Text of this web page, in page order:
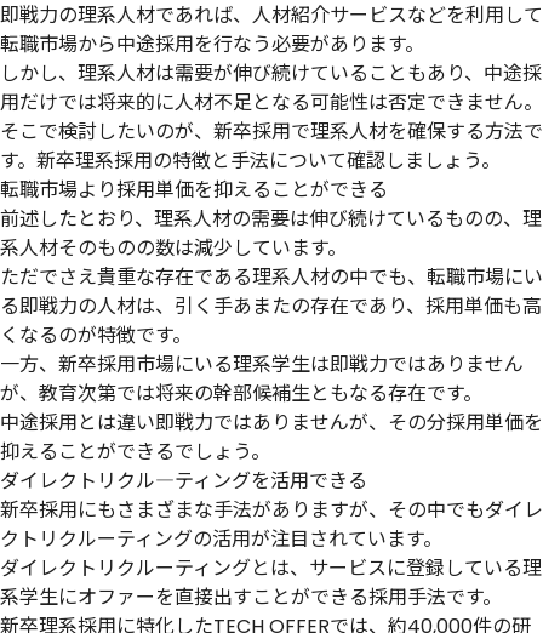
即戦力の理系人材であれば、人材紹介サービスなどを利用して
転職市場から中途採用を行なう必要があります。
しかし、理系人材は需要が伸び続けていることもあり、 中途採
用だけでは将来的に人材不足となる可能性は否定できません。
そこで検討したいのが、 新卒採用で理系人材を確保する方法で
す。新卒理系採用の特徴と手法について確認しましょう。
転職市場より採用単価を抑えることができる
前述したとおり、理系人材の需要は伸び続けているものの、理
系人材そのものの数は減少しています。
ただでさえ貴重な存在である理系人材の中でも、 転職市場にい
る即戦力の人材は、引く手あまたの存在であり、採用単価も高
くなるのが特徴です。
一方、新卒採用市場にいる理系学生は即戦力ではありません
が、教育次第では将来の幹部候補生ともなる存在です。
中途採用とは違い即戦力ではありませんが、その分採用単価を
抑えることができるでしょう。
ダイレクトリクル―ティングを活用できる
新卒採用にもさまざまな手法がありますが、その中でもダイレ
クトリクルーティングの活用が注目されています。
ダイレクトリクルーティングとは、 サービスに登録している理
系学生にオファーを直接出すことができる採用手法です。
新卒理系採用に特化したTECH OFFERでは、約40,000件の研